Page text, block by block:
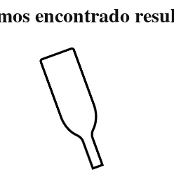
encontrado